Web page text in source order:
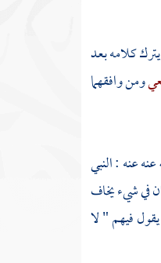
كلامه بعد
ومن وافقهما
عنه : النبي
في شيء يخاف
فيهم " لا